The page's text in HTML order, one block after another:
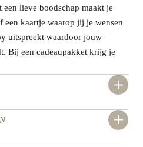
lieve boodschap maakt je
een kaartje waarop jij je wensen
uitspreekt waardoor jouw
Bij een cadeaupakket krijg je